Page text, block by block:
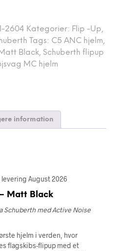
2604 Kategorier: Flip -Up,
Tags: C5 ANC hjelm,
Black, Schuberth flipup
MC hjelm
information
August 2026
Matt Black
Schuberth med Active Noise
hjelm i verden, hvor
flagskibs-flipup med et